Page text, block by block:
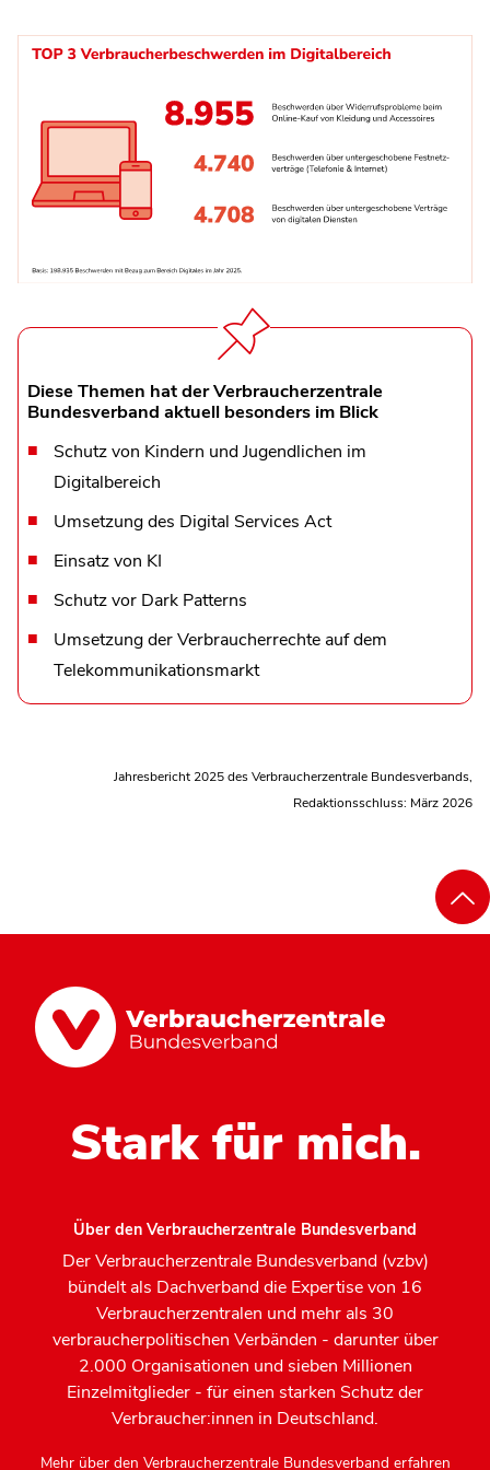
Diese Themen hat der Verbraucherzentrale
Bundesverband aktuell besonders im Blick
Schutz von Kindern und Jugendlichen im
Digitalbereich
Umsetzung des Digital Services Act
Einsatz von KI
Schutz vor Dark Patterns
Umsetzung der Verbraucherrechte auf dem
Telekommunikationsmarkt
Jahresbericht 2025 des Verbraucherzentrale Bundesverbands,
Redaktionsschluss: März 2026
Stark für mich.
Über den Verbraucherzentrale Bundesverband
Der Verbraucherzentrale Bundesverband (vzbv)
bündelt als Dachverband die Expertise von 16
Verbraucherzentralen und mehr als 30
verbraucherpolitischen Verbänden - darunter über
2.000 Organisationen und sieben Millionen
Einzelmitglieder - für einen starken Schutz der
Verbraucher:innen in Deutschland.
Mehr über den Verbraucherzentrale Bundesverband erfahren